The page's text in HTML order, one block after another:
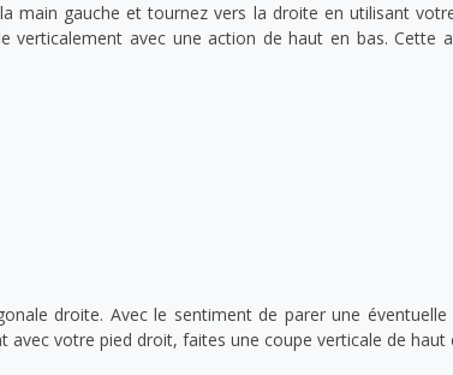
main gauche et tournez vers la droite en utilisant
verticalement avec une action de haut en bas.
droite. Avec le sentiment de parer une
votre pied droit, faites une coupe verticale de haut